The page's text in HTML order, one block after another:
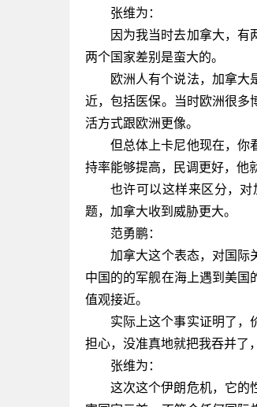
张维为：
因为我当时去加拿大，
两个国家差别是蛮大的。
欧洲人有个说法，加拿大
近，包括医保。当时欧洲很多
活方式跟欧洲更像。
但总体上卡尼他现在，你
持率能够提高，民调更好，他
也许可以这样来区分，
题，加拿大收到威胁更大。
范勇鹏：
加拿大这个表态，对国际
中国的的军舰在海上遇到美国
值观接近。
实际上这个事实证明了，
担心，没准真地就把我吞并了
张维为：
这次这个伊朗危机，它的